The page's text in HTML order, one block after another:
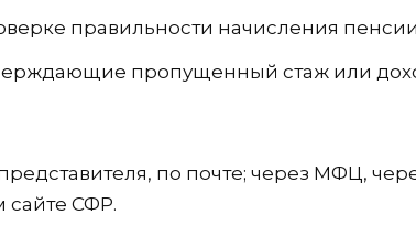
правильности начисления
пропущенный стаж или
по почте; через МФЦ,
сайте СФР.